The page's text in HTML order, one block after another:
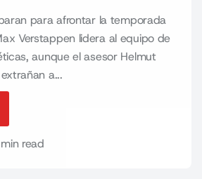
para afrontar la temporada
Verstappen lidera al equipo de
aunque el asesor Helmut
a...
read